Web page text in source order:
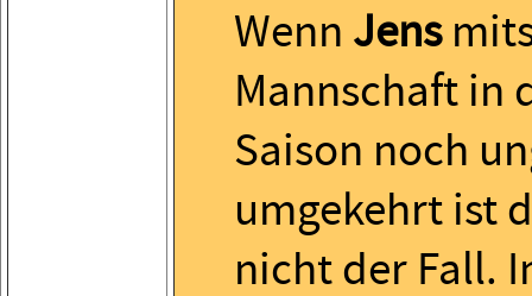
Wenn Jens
Mannschaft in
Saison noch
umgekehrt ist
nicht der Fall.